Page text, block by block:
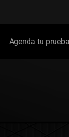
Agenda tu prueba